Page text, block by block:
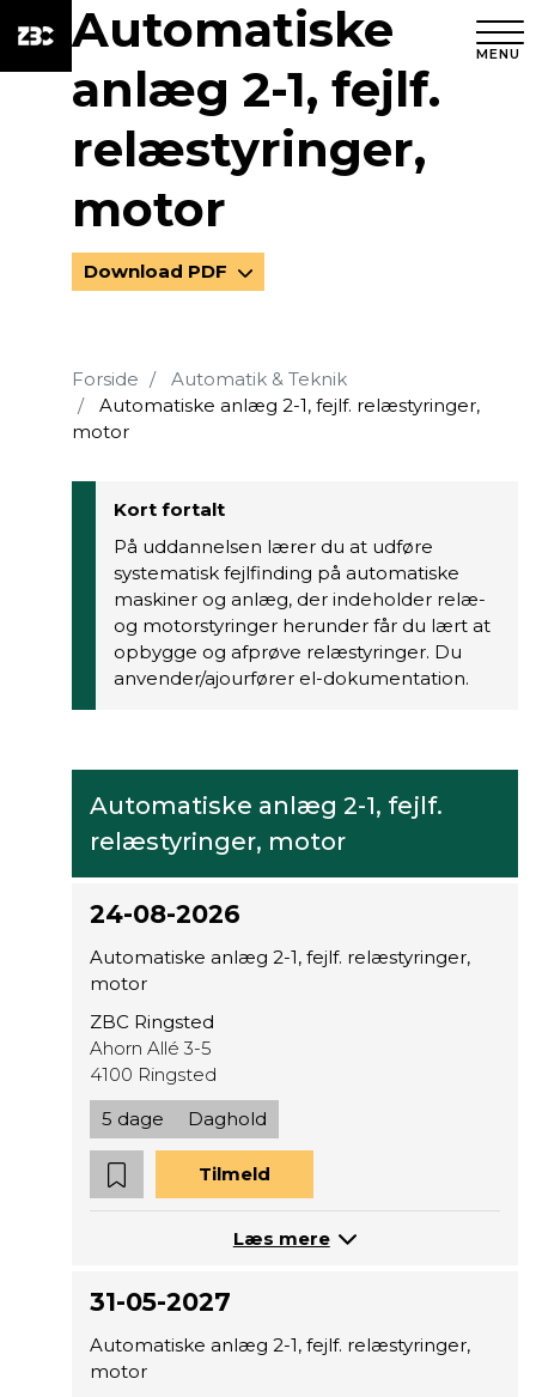
MENU
Automatiske
anlæg 2-1, fejlf.
relæstyringer,
motor
Download PDF
Forside
Automatik & Teknik
Automatiske anlæg 2-1, fejlf. relæstyringer,
motor
Kort fortalt
På uddannelsen lærer du at udføre
systematisk fejlfinding på automatiske
maskiner og anlæg, der indeholder relæ-
og motorstyringer herunder får du lært at
opbygge og afprøve relæstyringer. Du
anvender/ajourfører el-dokumentation.
Automatiske anlæg 2-1, fejlf.
relæstyringer, motor
24-08-2026
Automatiske anlæg 2-1, fejlf. relæstyringer,
motor
ZBC Ringsted
Ahorn Allé 3-5
4100 Ringsted
5 dage
Daghold
Tilmeld
Læs mere
31-05-2027
Automatiske anlæg 2-1, fejlf. relæstyringer,
motor